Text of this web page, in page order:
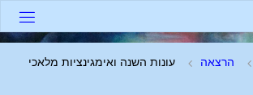
הרצאה
עונות השנה ואימגינציות מלאכי